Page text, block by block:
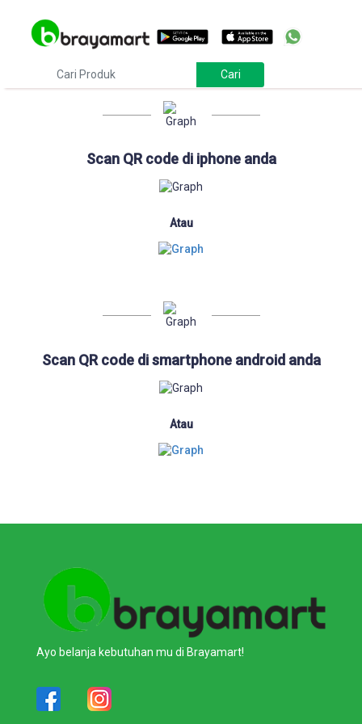
Download
Scan QR code di iphone anda
Atau
Scan QR code di smartphone android anda
Atau
Ayo belanja kebutuhan mu di Brayamart!